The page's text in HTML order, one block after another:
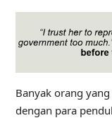
Banyak orang
dengan para